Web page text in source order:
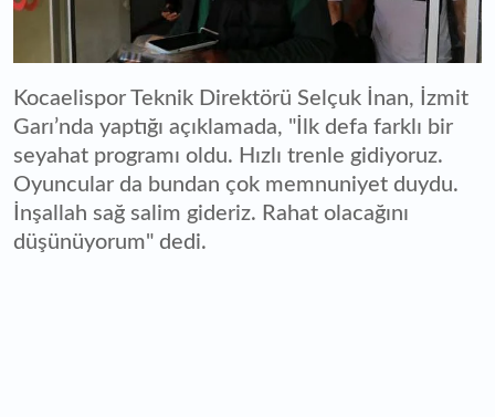
Kocaelispor Teknik Direktörü Selçuk İnan, İzmit
Garı’nda yaptığı açıklamada, "İlk defa farklı bir
seyahat programı oldu. Hızlı trenle gidiyoruz.
Oyuncular da bundan çok memnuniyet duydu.
İnşallah sağ salim gideriz. Rahat olacağını
düşünüyorum" dedi.